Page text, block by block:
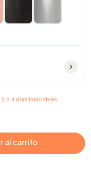
a 4 días laborables
al carrito